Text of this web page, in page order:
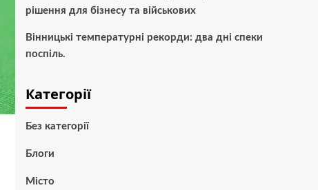
рішення для бізнесу та військових
Вінницькі температурні рекорди: два дні спеки
поспіль.
Категорії
Без категорії
Блоги
Місто